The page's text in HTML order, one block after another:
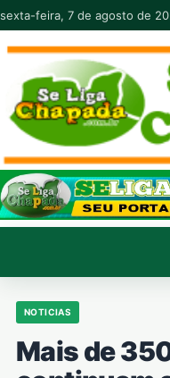
Pular para o conteúdo
sexta-feira, 7 de agosto de
NOTICIAS
Mais de